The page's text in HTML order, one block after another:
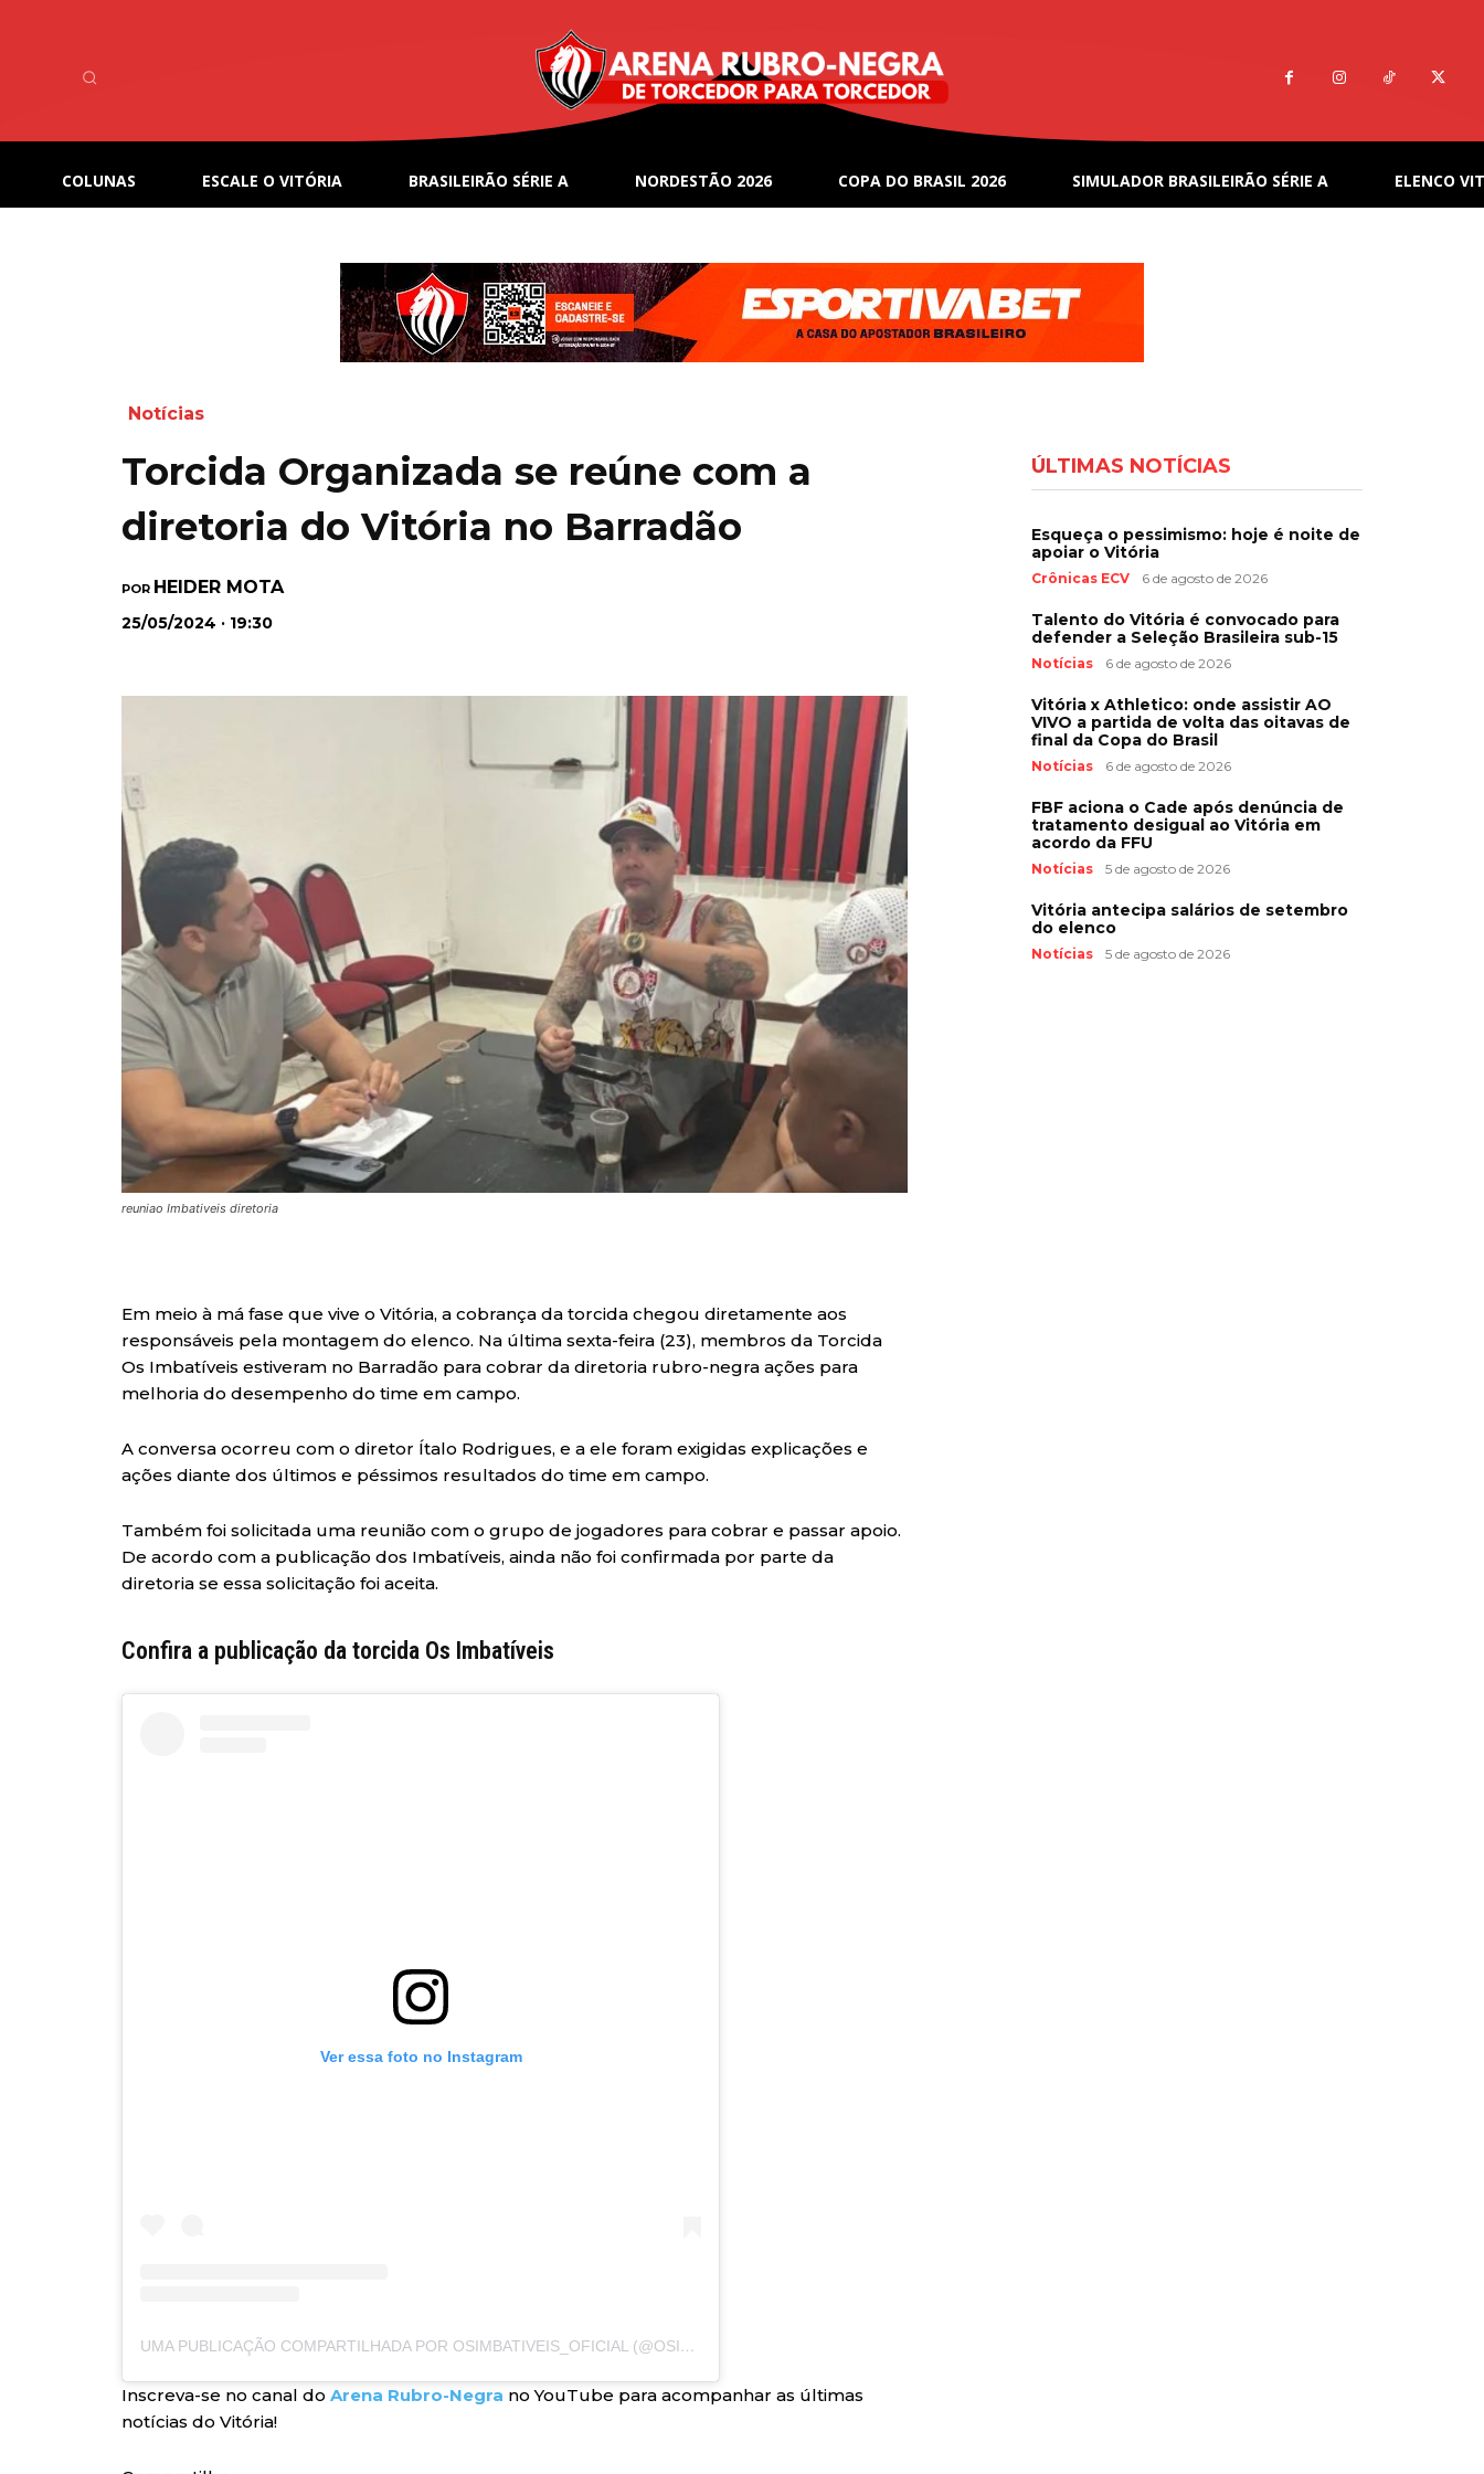
COLUNAS ESCALE O VITÓRIA BRASILEIRÃO SÉRIE A NORDESTÃO 2026 COPA DO BRASIL 2026 SIMULADOR BRASILEIRÃO SÉRIE A ELENCO
Notícias
Torcida Organizada se reúne com a
diretoria do Vitória no Barradão
POR HEIDER MOTA
25/05/2024 · 19:30
reuniao Imbativeis diretoria
Em meio à má fase que vive o Vitória, a cobrança da torcida chegou diretamente aos
responsáveis pela montagem do elenco. Na última sexta-feira (23), membros da Torcida
Os Imbatíveis estiveram no Barradão para cobrar da diretoria rubro-negra ações para
melhoria do desempenho do time em campo.
A conversa ocorreu com o diretor Ítalo Rodrigues, e a ele foram exigidas explicações e
ações diante dos últimos e péssimos resultados do time em campo.
Também foi solicitada uma reunião com o grupo de jogadores para cobrar e passar apoio.
De acordo com a publicação dos Imbatíveis, ainda não foi confirmada por parte da
diretoria se essa solicitação foi aceita.
Confira a publicação da torcida Os Imbatíveis
Ver essa foto no Instagram
UMA PUBLICAÇÃO COMPARTILHADA POR OSIMBATIVEIS_OFICIAL (@OSIMBATIVEIS_OFICIAL)
Inscreva-se no canal do Arena Rubro-Negra no YouTube para acompanhar as últimas
notícias do Vitória!
ÚLTIMAS NOTÍCIAS
Esqueça o pessimismo: hoje é noite de
apoiar o Vitória
Crônicas ECV 6 de agosto de 2026
Talento do Vitória é convocado para
defender a Seleção Brasileira sub-15
Notícias 6 de agosto de 2026
Vitória x Athletico: onde assistir AO
VIVO a partida de volta das oitavas de
final da Copa do Brasil
Notícias 6 de agosto de 2026
FBF aciona o Cade após denúncia de
tratamento desigual ao Vitória em
acordo da FFU
Notícias 5 de agosto de 2026
Vitória antecipa salários de setembro
do elenco
Notícias 5 de agosto de 2026